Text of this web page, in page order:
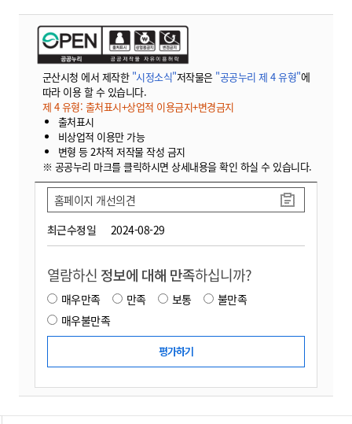
군산시청 에서 제작한 "시정소식"저작물은 "공공누리 제 4 유형"에
따라 이용 할 수 있습니다.
제 4 유형: 출처표시+상업적 이용금지+변경금지
출처표시
비상업적 이용만 가능
변형 등 2차적 저작물 작성 금지
※ 공공누리 마크를 클릭하시면 상세내용을 확인 하실 수 있습니다.
최근수정일 2024-08-29
홈페이지 개선의견
열람하신 정보에 대해 만족하십니까?
매우만족 만족 보통
불만족
매우불만족